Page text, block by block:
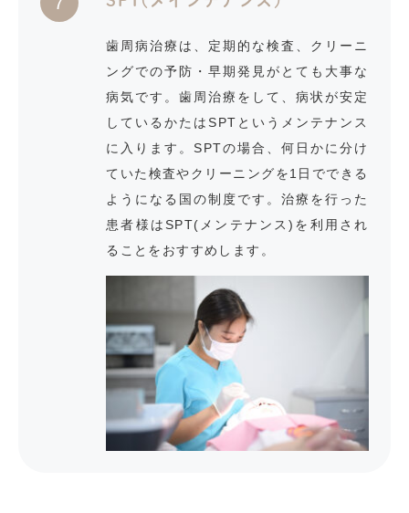
歯周病治療は、定期的な検査、クリーニ
ングでの予防・早期発見がとても大事な
病気です。歯周治療をして、病状が安定
しているかたはSPTというメンテナンス
に入ります。SPTの場合、何日かに分け
ていた検査やクリーニングを1日でできる
ようになる国の制度です。治療を行った
患者様はSPT(メンテナンス)を利用され
ることをおすすめします。